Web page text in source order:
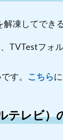
解凍してでき
TVTestフォ
す。 こちら
テレビ）